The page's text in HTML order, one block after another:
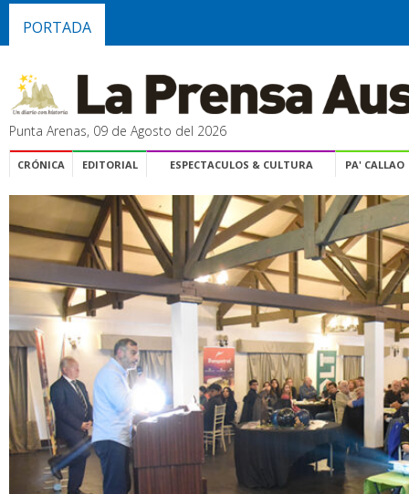
PORTADA
Punta Arenas, 09 de Agosto del 2026
CRÓNICA EDITORIAL ESPECTACULOS & CULTURA PA' CALLAO